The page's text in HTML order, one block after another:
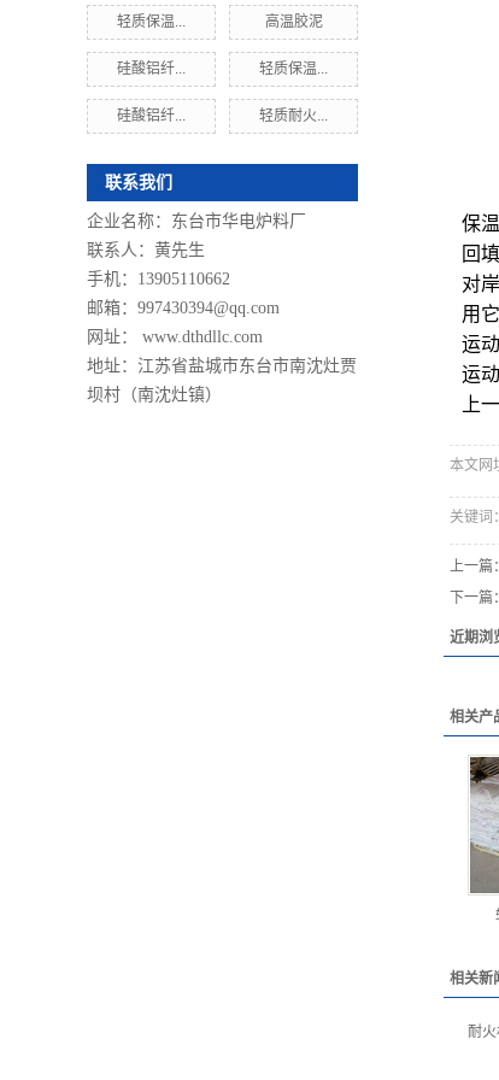
轻质保温... 高温胶泥
硅酸铝纤... 轻质保温...
硅酸铝纤... 轻质耐火...
联系我们
企业名称：东台市华电炉料厂
联系人：黄先生
手机：13905110662
邮箱：997430394@qq.com
网址： www.dthdllc.com
地址：江苏省盐城市东台市南沈灶贾
坝村（南沈灶镇）
保
回
对
用
运
运
上
本文网
关键词：
上一篇
下一篇：
近期浏
相关产
相关新
耐火